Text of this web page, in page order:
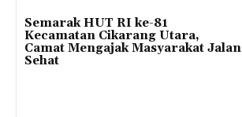
Semarak HUT RI ke-81
Kecamatan Cikarang Utara,
Camat Mengajak Masyarakat Jalan
Sehat